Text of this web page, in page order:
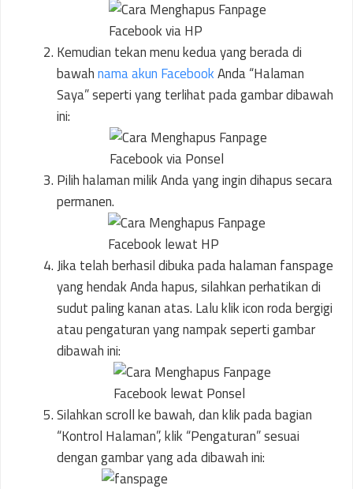
Kemudian tekan menu kedua yang berada di
bawahnama akun FacebookAnda “Halaman
Saya” seperti yang terlihat pada gambar dibawah
ini:
Pilih halaman milik Anda yang ingin dihapus secara
permanen.
Jika telah berhasil dibuka pada halaman fanspage
yang hendak Anda hapus, silahkan perhatikan di
sudut paling kanan atas. Lalu klik icon roda bergigi
atau pengaturan yang nampak seperti gambar
dibawah ini:
Silahkan scroll ke bawah, dan klik pada bagian
“Kontrol Halaman”, klik “Pengaturan” sesuai
dengan gambar yang ada dibawah ini: